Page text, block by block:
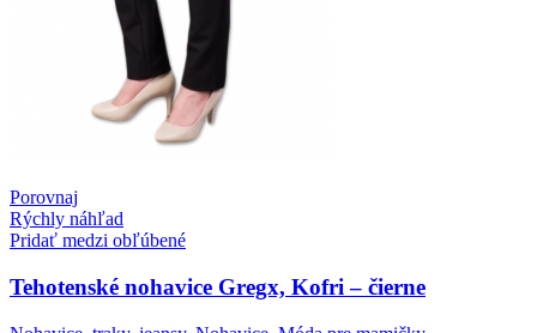
Porovnaj
Rýchly náhľad
Pridať medzi obľúbené
Tehotenské nohavice Gregx, Kofri – čierne